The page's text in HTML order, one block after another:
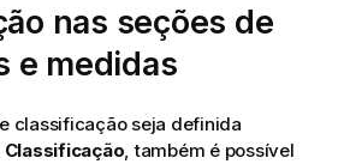
nas seções de
e medidas
classificação seja definida
Classificação, também é possível